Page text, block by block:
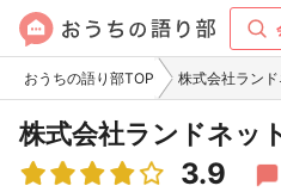
おうちの語り部TOP 株式会社ラン
株式会社ランドネッ
3.9